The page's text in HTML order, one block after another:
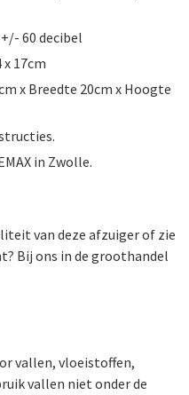
60 decibel
17cm
x Breedte 20cm x Hoogte
in Zwolle.
van deze afzuiger of zie
Bij ons in de groothandel
vallen, vloeistoffen,
vallen niet onder de